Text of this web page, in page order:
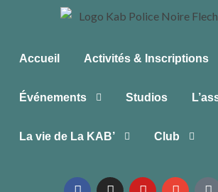
Accueil Activités & Inscriptions
Événements Studios
La vie de La KAB’ Club